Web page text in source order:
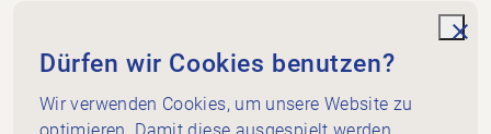
Dammweg 3
3013 Bern
+41 58 255 36 00
info@physioswiss.ch
Dürfen wir Cookies benutzen?
Wir verwenden Cookies, um unsere Website zu